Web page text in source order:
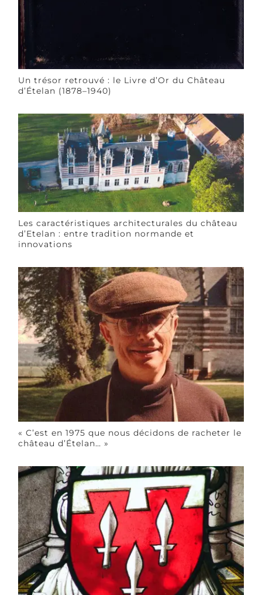
Un trésor retrouvé : le Livre d’Or du Château
d’Ételan (1878–1940)
Les caractéristiques architecturales du château
d’Etelan : entre tradition normande et
innovations
« C’est en 1975 que nous décidons de racheter le
château d’Ételan… »